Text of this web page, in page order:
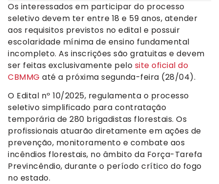
Os interessados em participar do processo
seletivo devem ter entre 18 e 59 anos, atender
aos requisitos previstos no edital e possuir
escolaridade mínima de ensino fundamental
incompleto. As inscrições são gratuitas e devem
ser feitas exclusivamente pelo site oficial do
CBMMG até a próxima segunda-feira (28/04).
O Edital nº 10/2025, regulamenta o processo
seletivo simplificado para contratação
temporária de 280 brigadistas florestais. Os
profissionais atuarão diretamente em ações de
prevenção, monitoramento e combate aos
incêndios florestais, no âmbito da Força-Tarefa
Previncêndio, durante o período crítico do fogo
no estado.